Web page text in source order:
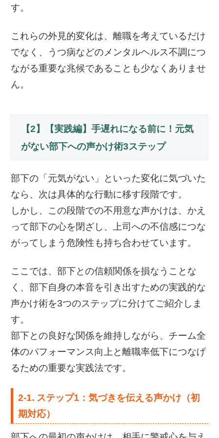
す。
これらの外見的変化は、離職を考えているだけ
でなく、うつ病などのメンタルヘルス不調につ
ながる重要な兆候であることも少なくありませ
ん。
【2】【実践編】手遅れになる前に！元気
がない部下への声かけ術3ステップ
部下の「元気がない」といった変化に気づいた
なら、次は具体的な行動に移す段階です。
しかし、この段階での不用意な声かけは、かえ
って部下の心を閉ざし、上司への不信感につな
がってしまう危険性も持ち合わせています。
ここでは、部下との信頼関係を損なうことな
く、部下自身の本音を引き出すための実践的な
声かけ術を3つのステップに分けてご紹介しま
す。
部下との良好な関係を維持しながら、チーム全
体のパフォーマンス向上と離職率低下につなげ
るための重要な実践法です。
2-1. ステップ1：気づきを伝える声かけ（初
期対応）